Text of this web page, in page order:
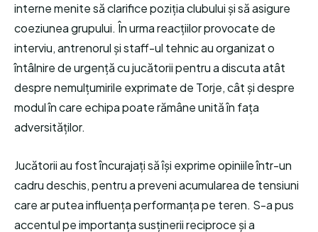
interne menite să clarifice poziția clubului și să asigure
coeziunea grupului. În urma reacțiilor provocate de
interviu, antrenorul și staff-ul tehnic au organizat o
întâlnire de urgență cu jucătorii pentru a discuta atât
despre nemulțumirile exprimate de Torje, cât și despre
modul în care echipa poate rămâne unită în fața
adversităților.
Jucătorii au fost încurajați să își exprime opiniile într-un
cadru deschis, pentru a preveni acumularea de tensiuni
care ar putea influența performanța pe teren. S-a pus
accentul pe importanța susținerii reciproce și a